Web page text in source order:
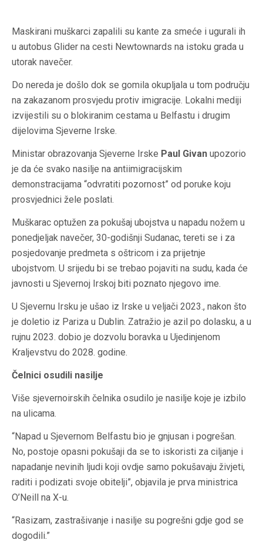
Maskirani muškarci zapalili su kante za smeće i ugurali ih
u autobus Glider na cesti Newtownards na istoku grada u
utorak navečer.
Do nereda je došlo dok se gomila okupljala u tom području
na zakazanom prosvjedu protiv imigracije. Lokalni mediji
izvijestili su o blokiranim cestama u Belfastu i drugim
dijelovima Sjeverne Irske.
Ministar obrazovanja Sjeverne Irske Paul Givan upozorio
je da će svako nasilje na antiimigracijskim
demonstracijama “odvratiti pozornost” od poruke koju
prosvjednici žele poslati.
Muškarac optužen za pokušaj ubojstva u napadu nožem u
ponedjeljak navečer, 30-godišnji Sudanac, tereti se i za
posjedovanje predmeta s oštricom i za prijetnje
ubojstvom. U srijedu bi se trebao pojaviti na sudu, kada će
javnosti u Sjevernoj Irskoj biti poznato njegovo ime.
U Sjevernu Irsku je ušao iz Irske u veljači 2023., nakon što
je doletio iz Pariza u Dublin. Zatražio je azil po dolasku, a u
rujnu 2023. dobio je dozvolu boravka u Ujedinjenom
Kraljevstvu do 2028. godine.
Čelnici osudili nasilje
Više sjevernoirskih čelnika osudilo je nasilje koje je izbilo
na ulicama.
“Napad u Sjevernom Belfastu bio je gnjusan i pogrešan.
No, postoje opasni pokušaji da se to iskoristi za ciljanje i
napadanje nevinih ljudi koji ovdje samo pokušavaju živjeti,
raditi i podizati svoje obitelji”, objavila je prva ministrica
O’Neill na X-u.
“Rasizam, zastrašivanje i nasilje su pogrešni gdje god se
dogodili.”